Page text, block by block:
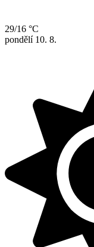
29/16 °C
pondělí 10. 8.